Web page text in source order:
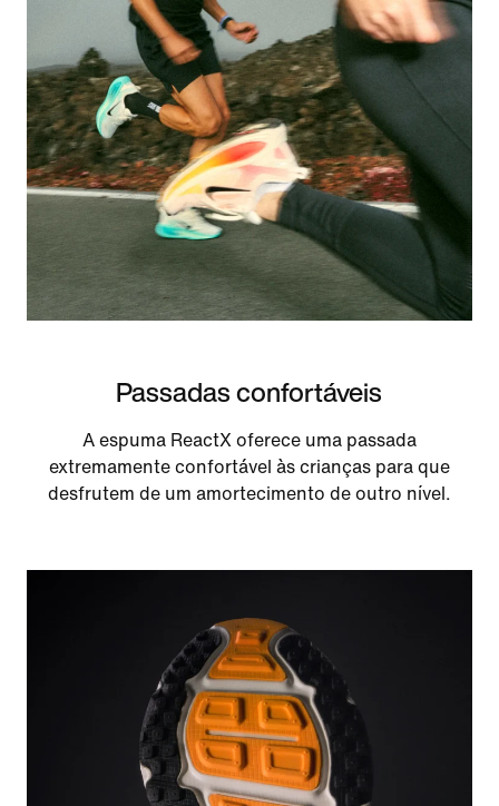
Passadas confortáveis
A espuma ReactX oferece uma passada
extremamente confortável às crianças para que
desfrutem de um amortecimento de outro nível.